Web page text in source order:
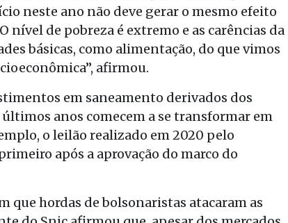
neste ano não deve gerar o mesmo efeito
nível de pobreza é extremo e as carências da
básicas, como alimentação, do que vimos
afirmou.
em saneamento derivados dos
anos comecem a se transformar em
o leilão realizado em 2020 pelo
após a aprovação do marco do
que hordas de bolsonaristas atacaram as